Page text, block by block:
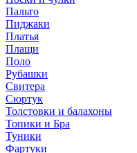
Пальто
Пиджаки
Платья
Плащи
Поло
Рубашки
Свитера
Сюртук
Толстовки и балахоны
Топики и Бра
Туники
Фартуки